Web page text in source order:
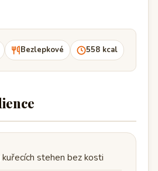
Bezlepkové 558 kcal
stehen bez kosti